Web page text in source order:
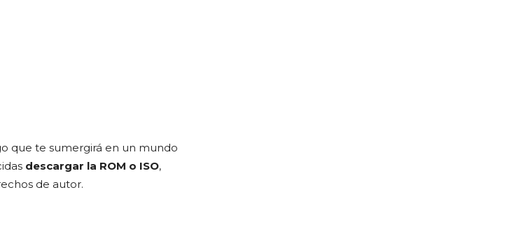
que te sumergirá en un mundo
descargar la ROM o ISO,
de autor.